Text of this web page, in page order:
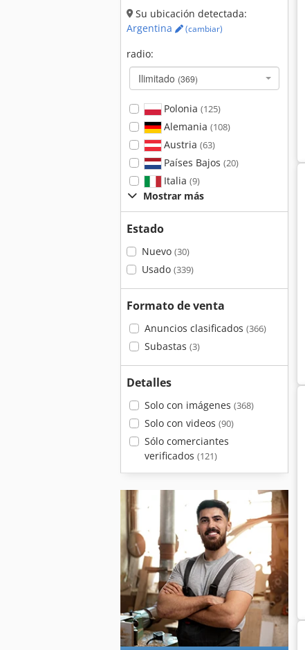
Su ubicación detectada:
Argentina
(cambiar)
radio:
Ilimitado (369)
Polonia (125)
Alemania (108)
Austria (63)
Países Bajos (20)
Italia (9)
Mostrar más
Estado
Nuevo (30)
Usado (339)
Formato de venta
Anuncios clasificados (366)
Subastas (3)
Detalles
Solo con imágenes (368)
Solo con videos (90)
Sólo comerciantes
verificados (121)